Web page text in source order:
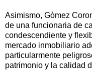
Asimismo, Gòmez
de una funcionaria de
condescendiente y
mercado inmobiliario
particularmente
patrimonio y la calidad